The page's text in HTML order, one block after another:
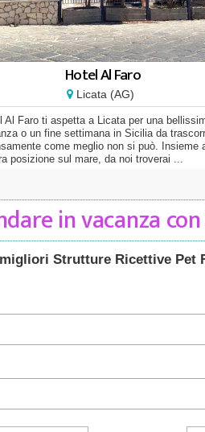
Hotel Al Faro
Licata (AG)
Al Faro ti aspetta a Licata per una
o un fine settimana in Sicilia da
come meglio non si può. Insieme
posizione sul mare, da noi troverai ...
in vacanza
migliori Strutture Ricettive Pet